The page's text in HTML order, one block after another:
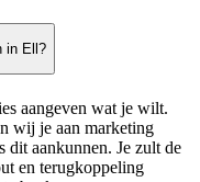
in Ell?
aangeven wat je wilt.
wij je aan marketing
dit aankunnen. Je zult de
en terugkoppeling